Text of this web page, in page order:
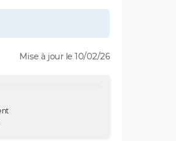
Mise à jour le 10/02/26